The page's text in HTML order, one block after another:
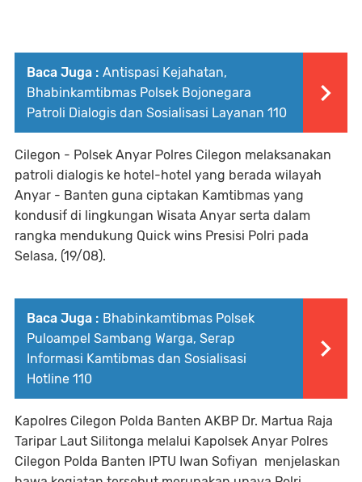
Baca Juga : Antispasi Kejahatan,
Bhabinkamtibmas Polsek Bojonegara
Patroli Dialogis dan Sosialisasi Layanan 110
Cilegon - Polsek Anyar Polres Cilegon melaksanakan
patroli dialogis ke hotel-hotel yang berada wilayah
Anyar - Banten guna ciptakan Kamtibmas yang
kondusif di lingkungan Wisata Anyar serta dalam
rangka mendukung Quick wins Presisi Polri pada
Selasa, (19/08).
Baca Juga : Bhabinkamtibmas Polsek
Puloampel Sambang Warga, Serap
Informasi Kamtibmas dan Sosialisasi
Hotline 110
Kapolres Cilegon Polda Banten AKBP Dr. Martua Raja
Taripar Laut Silitonga melalui Kapolsek Anyar Polres
Cilegon Polda Banten IPTU Iwan Sofiyan menjelaskan